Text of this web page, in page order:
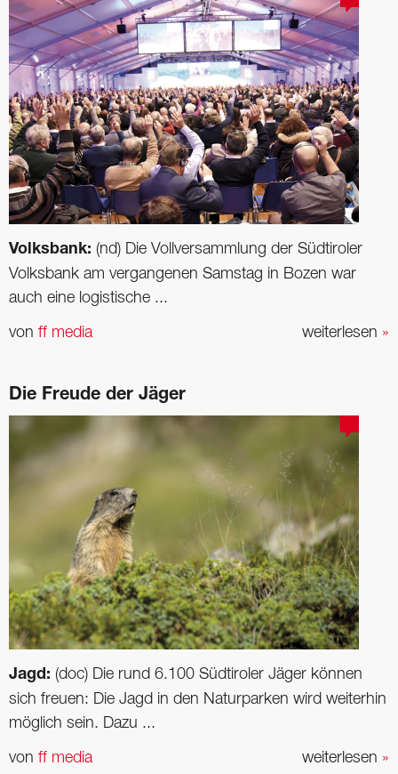
Volksbank: (nd) Die Vollversammlung der Südtiroler
Volksbank am vergangenen Samstag in Bozen war
auch eine logistische ...
weiterlesen »
von ff media
Die Freude der Jäger
Jagd: (doc) Die rund 6.100 Südtiroler Jäger können
sich freuen: Die Jagd in den Naturparken wird weiterhin
möglich sein. Dazu ...
weiterlesen »
von ff media